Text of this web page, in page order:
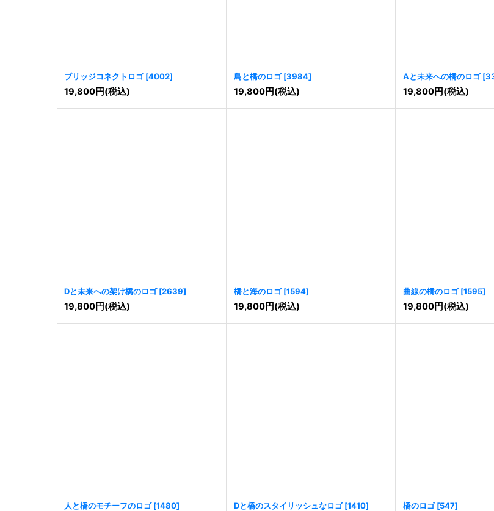
ブリッジコネクトロゴ [4002]
19,800円(税込)
鳥と橋のロゴ [3984]
19,800円(税込)
Aと未来への橋のロゴ [
19,800円(税込)
Dと未来への架け橋のロゴ [2639]
19,800円(税込)
橋と海のロゴ [1594]
19,800円(税込)
曲線の橋のロゴ [1595]
19,800円(税込)
人と橋のモチーフのロゴ [1480] Dと橋のスタイリッシュなロゴ [1410] 橋のロゴ [547]